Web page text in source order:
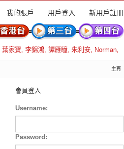
我的賬戶 用戶登入 新用戶註冊
葉家寶, 李錦鴻, 譚雁瞳, 朱利安, Norman,
主頁
會員登入
Username:
Password: